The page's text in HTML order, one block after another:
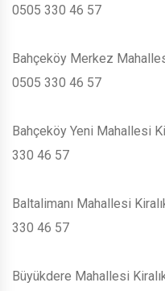
0505 330 46 57
Bahçeköy Merkez
0505 330 46 57
Bahçeköy Yeni Mahallesi
330 46 57
Baltalimanı Mahallesi
330 46 57
Büyükdere Mahallesi